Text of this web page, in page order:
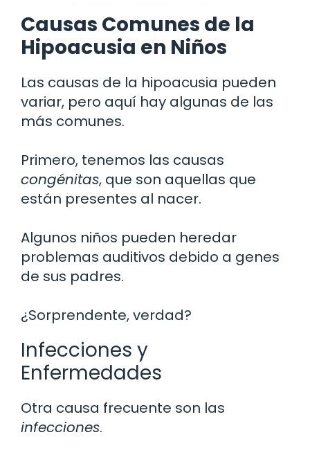
Causas Comunes de la
Hipoacusia en Niños
Las causas de la hipoacusia pueden
variar, pero aquí hay algunas de las
más comunes.
Primero, tenemos las causas
congénitas, que son aquellas que
están presentes al nacer.
Algunos niños pueden heredar
problemas auditivos debido a genes
de sus padres.
¿Sorprendente, verdad?
Infecciones y
Enfermedades
Otra causa frecuente son las
infecciones.